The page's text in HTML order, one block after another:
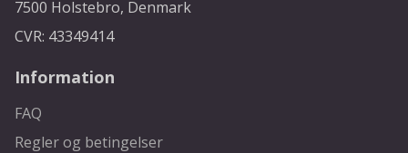
7500 Holstebro, Denmark
CVR: 43349414
Information
FAQ
Regler og betingelser